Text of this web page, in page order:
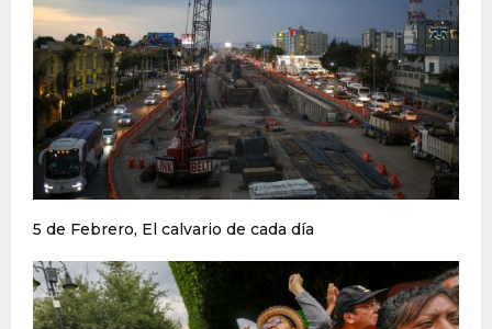
5 de Febrero, El calvario de cada día